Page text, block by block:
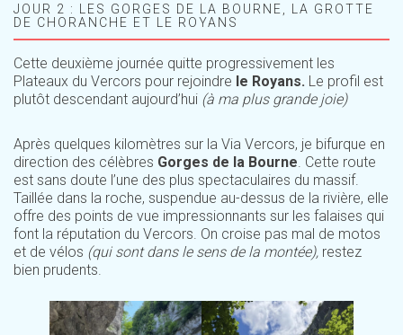
JOUR 2 : LES GORGES DE LA BOURNE, LA GROTTE
DE CHORANCHE ET LE ROYANS
Cette deuxième journée quitte progressivement les
Plateaux du Vercors pour rejoindre le Royans. Le profil est
plutôt descendant aujourd’hui (à ma plus grande joie)
Après quelques kilomètres sur la Via Vercors, je bifurque en
direction des célèbres Gorges de la Bourne . Cette route
est sans doute l’une des plus spectaculaires du massif.
Taillée dans la roche, suspendue au-dessus de la rivière, elle
offre des points de vue impressionnants sur les falaises qui
font la réputation du Vercors. On croise pas mal de motos
et de vélos (qui sont dans le sens de la montée), restez
bien prudents.